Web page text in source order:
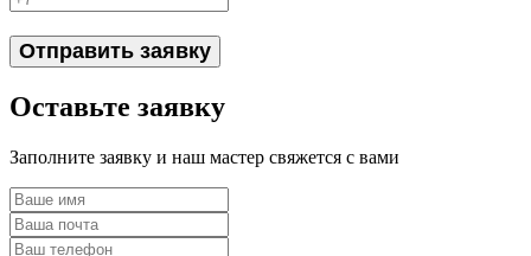
Отправить заявку
Оставьте заявку
Заполните заявку и наш мастер свяжется с вами